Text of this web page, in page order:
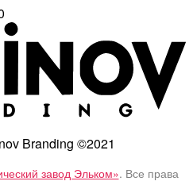
Branding ©2021
завод Эльком». Все права